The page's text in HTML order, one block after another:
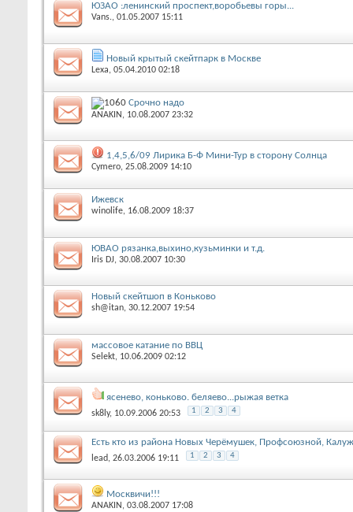
ЮЗАО :ленинский проспект,воробьевы горы...
Vans.‎, 01.05.2007 15:11
Новый крытый скейтпарк в Москве
Lexa‎, 05.04.2010 02:18
Срочно надо
ANAKIN ‎, 10.08.2007 23:32
1,4,5,6/09 Лирика Б-Ф Мини-Тур в сторону Солнца
Cymero‎, 25.08.2009 14:10
Ижевск
winolife‎, 16.08.2009 18:37
ЮВАО рязанка,выхино,кузьминки и т.д.
Iris DJ‎, 30.08.2007 10:30
Новый скейтшоп в Коньково
sh@itan‎, 30.12.2007 19:54
массовое катание по ВВЦ
Selekt‎, 10.06.2009 02:12
ясенево, коньково. беляево...рыжая ветка
sk8ly‎, 10.09.2006 20:53 1 2 3 4
Есть кто из района Новых Черёмушек, Профсоюзной,
lead‎, 26.03.2006 19:11 1 2 3 4
Москвичи!!!
ANAKIN ‎, 03.08.2007 17:08